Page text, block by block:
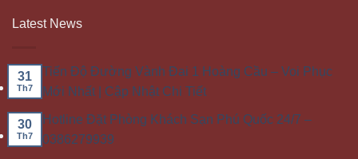
Latest News
31
Th7
Tiến Độ Đường Vành Đai 1 Hoàng Cầu – Voi Phục
Mới Nhất | Cập Nhật Chi Tiết
30
Th7
Hotline Đặt Phòng Khách Sạn Phú Quốc 24/7 –
0386279939